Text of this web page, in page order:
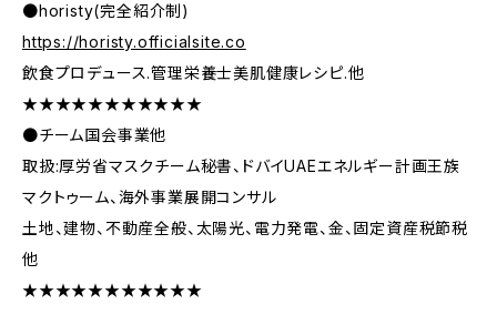
●horisty(完全紹介制)
https://horisty.officialsite.co
飲食プロデュース.管理栄養士美肌健康レシピ.他
★★★★★★★★★★★
●チーム国会事業他
取扱:厚労省マスクチーム秘書、ドバイUAEエネルギー計画王族
マクトゥーム、海外事業展開コンサル
土地、建物、不動産全般、太陽光、電力発電、金、固定資産税節税
他
★★★★★★★★★★★